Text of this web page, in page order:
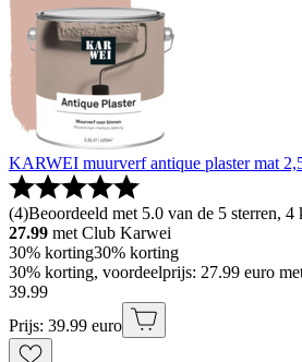
KARWEI muurverf antique plaster mat
(4)Beoordeeld met 5.0 van de 5 sterren, 4
27.99 met Club Karwei
30% korting30% korting
30% korting, voordeelprijs: 27.99 euro
39.99
Prijs: 39.99 euro